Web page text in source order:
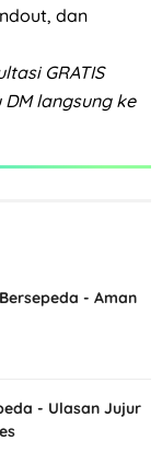
dan
GRATIS
langsung ke
- Aman
- Ulasan Jujur